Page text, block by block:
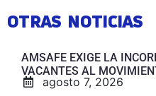
OTRAS NOTICIAS
AMSAFE EXIGE LA
VACANTES AL
agosto 7, 2026